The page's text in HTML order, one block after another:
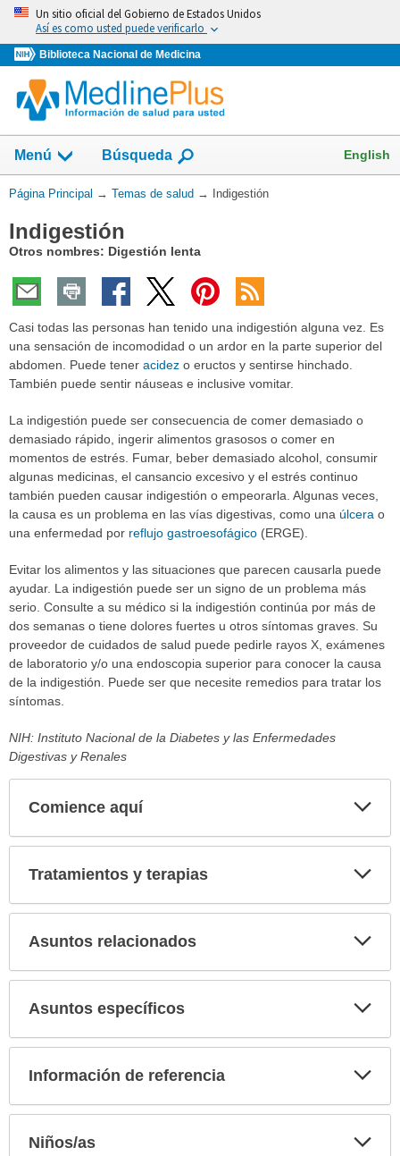
Omita
vaya
al
Contenido
Un sitio oficial del Gobierno de Estados Unidos
Así es como usted puede verificarlo
Biblioteca Nacional de Medicina
Menú
Mostrar
campo
de
Búsqueda English
Usted
aquí:
Página Principal → Temas de salud → Indigestión
Indigestión
Otros nombres: Digestión lenta
Casi todas las personas han tenido una indigestión alguna vez. Es
una sensación de incomodidad o un ardor en la parte superior del
abdomen. Puede tener acidez o eructos y sentirse hinchado.
También puede sentir náuseas e inclusive vomitar.
La indigestión puede ser consecuencia de comer demasiado o
demasiado rápido, ingerir alimentos grasosos o comer en
momentos de estrés. Fumar, beber demasiado alcohol, consumir
algunas medicinas, el cansancio excesivo y el estrés continuo
también pueden causar indigestión o empeorarla. Algunas veces,
la causa es un problema en las vías digestivas, como una úlcera o
una enfermedad por reflujo gastroesofágico (ERGE).
Evitar los alimentos y las situaciones que parecen causarla puede
ayudar. La indigestión puede ser un signo de un problema más
serio. Consulte a su médico si la indigestión continúa por más de
dos semanas o tiene dolores fuertes u otros síntomas graves. Su
proveedor de cuidados de salud puede pedirle rayos X, exámenes
de laboratorio y/o una endoscopia superior para conocer la causa
de la indigestión. Puede ser que necesite remedios para tratar los
síntomas.
NIH: Instituto Nacional de la Diabetes y las Enfermedades
Digestivas y Renales
Comience aquí
Tratamientos y terapias
Asuntos relacionados
Asuntos específicos
Información de referencia
Niños/as